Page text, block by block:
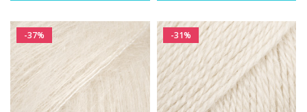
-37% -31%